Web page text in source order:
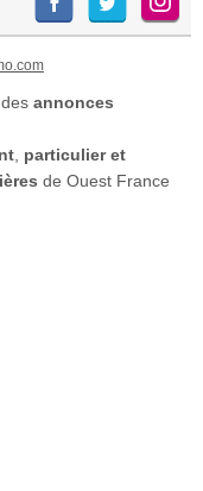
annonces
particulier et
de Ouest France